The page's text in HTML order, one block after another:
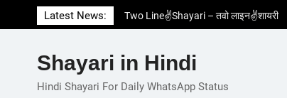
to
Latest News:
Two Line✌️Shayari – तवो लाइन✌️शायरी
Love😓Lines In Hindi – लव😓लाइन्स इन
Love🥳Poetry In Hindi – लव🥳पोएट्री इन
1 Line☝️Shayari In Hindi – १
Shayari in Hindi
Hindi Shayari For Daily WhatsApp Status